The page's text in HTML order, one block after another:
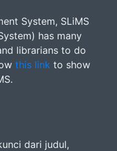
System, SLiMS
has many
librarians to do
this link to show
dari judul,